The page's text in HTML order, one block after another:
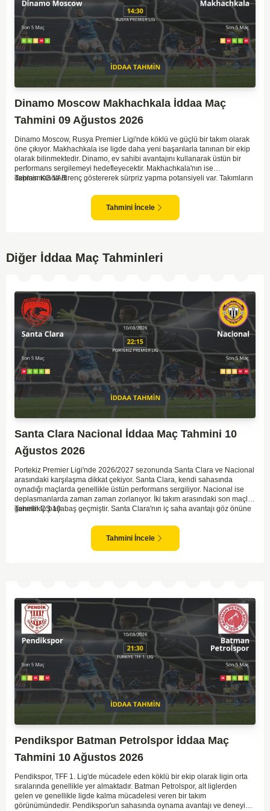
Dinamo Moscow Makhachkala İddaa Maç
Tahmini 09 Ağustos 2026
Dinamo Moscow, Rusya Premier Ligi'nde köklü ve güçlü bir takım olarak
öne çıkıyor. Makhachkala ise ligde daha yeni başarılarla tanınan bir ekip
olarak bilinmektedir. Dinamo, ev sahibi avantajını kullanarak üstün bir
performans sergilemeyi hedefleyecektir. Makhachkala'nın ise
deplasmanda direnç göstererek sürpriz yapma potansiyeli var. Takımların
karşılıklı goller izleyebileceğimiz bir mücadele olası görünüyor. Taktiksel
açıdan dengeli bir maç olması beklenirken, seyir zevki yüksek bir
karşılaşma bizleri bekliyor.
Tahmin KG VAR
Tahmini İncele
Diğer İddaa Maç Tahminleri
Santa Clara Nacional İddaa Maç Tahmini 10
Ağustos 2026
Portekiz Premier Ligi'nde 2026/2027 sezonunda Santa Clara ve Nacional
arasındaki karşılaşma dikkat çekiyor. Santa Clara, kendi sahasında
oynadığı maçlarda genellikle üstün performans sergiliyor. Nacional ise
deplasmanlarda zaman zaman zorlanıyor. İki takım arasındaki son maçlar
genellikle başabaş geçmiştir. Santa Clara'nın iç saha avantajı göz önüne
Nacional'in mücadele gücü ve sürpriz yapabilme potansiyeli de göz ardı
Tahmin ÇŞ 10
Tahmini İncele
Pendikspor Batman Petrolspor İddaa Maç
Tahmini 10 Ağustos 2026
Pendikspor, TFF 1. Lig'de mücadele eden köklü bir ekip olarak ligin orta
sıralarında genellikle yer almaktadır. Batman Petrolspor, alt liglerden
gelen ve genellikle ligde kalma mücadelesi veren bir takım
görünümündedir. Pendikspor'un sahasında oynama avantajı ve deneyimi,